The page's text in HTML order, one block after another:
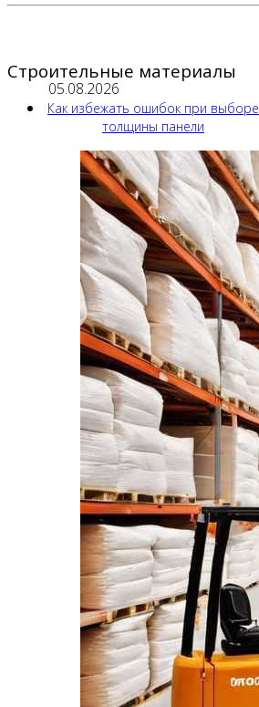
Строительные материалы
05.08.2026
Как избежать ошибок при выборе
толщины панели